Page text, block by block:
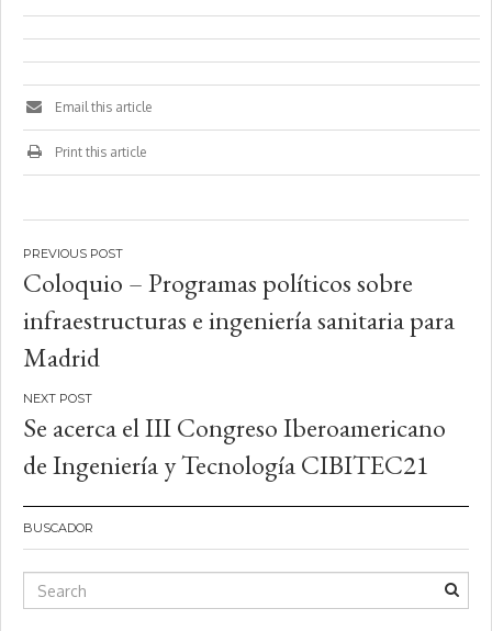
Email this article
Print this article
Navegación
de
entradas
Coloquio – Programas políticos sobre
infraestructuras e ingeniería sanitaria para
Madrid
Se acerca el III Congreso Iberoamericano
de Ingeniería y Tecnología CIBITEC21
BUSCADOR